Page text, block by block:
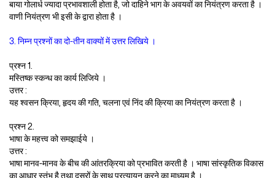
बाया गोलार्ध ज्यादा प्रभावशाली होता है, जो दाहिने भाग के अवयवों का नियंत्रण करता है ।
वाणी नियंत्रण भी इसी के द्वारा होता है ।
3. निम्न प्रश्नों का दो-तीन वाक्यों में उत्तर लिखिये ।
प्रश्न 1.
मस्तिष्क स्कन्ध का कार्य लिजिये ।
उत्तर :
यह श्वसन क्रिया, हृदय की गति, चलना एवं निंद की क्रिया का नियंत्रण करता है ।
प्रश्न 2.
भाषा के महत्त्व को समझाईये ।
उत्तर :
भाषा मानव-मानव के बीच की आंतरक्रिया को प्रभावित करती है । भाषा सांस्कृतिक विकास
का आधार स्तंभ है तथा दूसरों के साथ प्रत्यायन करने का माध्यम है ।